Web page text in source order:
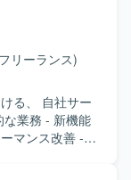
リーランス)
る、 自社サー
な業務 - 新機能
マンス改善 -